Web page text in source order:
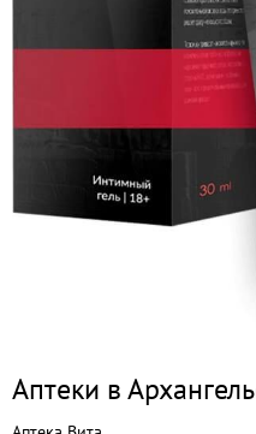
Аптеки в